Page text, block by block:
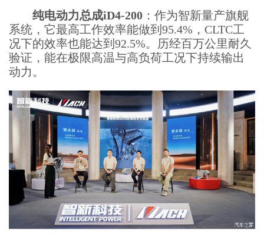
纯电动力总成iD4-200 ：作为智新量产旗舰
系统，它最高工作效率能做到95.4%，CLTC工
况下的效率也能达到92.5%。历经百万公里耐久
验证，能在极限高温与高负荷工况下持续输出
动力。